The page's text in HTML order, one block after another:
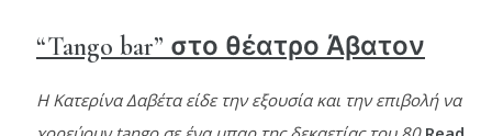
“Tango bar” στο θέατρο Άβατον
Η Κατερίνα Δαβέτα είδε την εξουσία και την επιβολή να